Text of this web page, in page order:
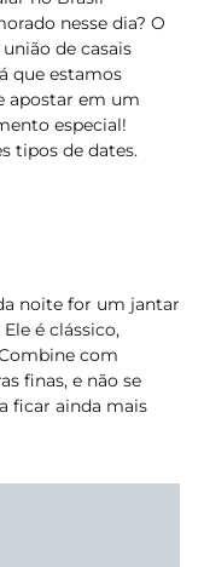
nesse dia? O
de casais
que estamos
apostar em um
especial!
tipos de dates.
noite for um jantar
é clássico,
com
finas, e não se
ficar ainda mais